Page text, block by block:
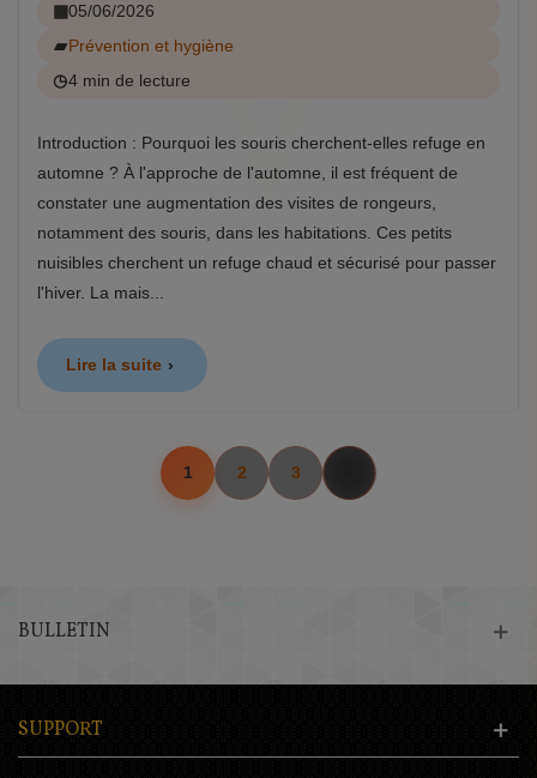
05/06/2026
Prévention et hygiène
4 min de lecture
Introduction : Pourquoi les souris cherchent-elles refuge en
automne ? À l'approche de l'automne, il est fréquent de
constater une augmentation des visites de rongeurs,
notamment des souris, dans les habitations. Ces petits
nuisibles cherchent un refuge chaud et sécurisé pour passer
l'hiver. La mais...
Lire la suite
1 2 3
BULLETIN
SUPPORT